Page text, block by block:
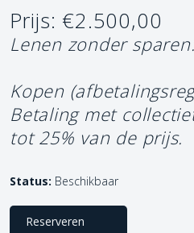
Prijs: €2.500,00
Lenen zonder
Kopen
Betaling met
tot 25% van de prijs.
Status: Beschikbaar
Reserveren